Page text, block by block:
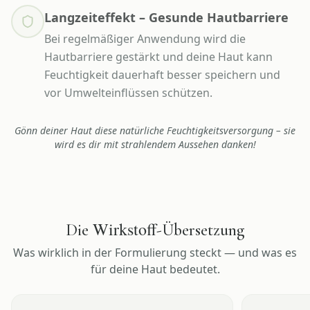
Langzeiteffekt – Gesunde Hautbarriere
Bei regelmäßiger Anwendung wird die
Hautbarriere gestärkt und deine Haut kann
Feuchtigkeit dauerhaft besser speichern und
vor Umwelteinflüssen schützen.
Gönn deiner Haut diese natürliche Feuchtigkeitsversorgung – sie
wird es dir mit strahlendem Aussehen danken!
Die Wirkstoff-Übersetzung
Was wirklich in der Formulierung steckt — und was es
für deine Haut bedeutet.